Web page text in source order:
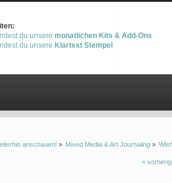
du unsere monatlichen Kits & Add-Ons
du unsere Klartext Stempel
anschauen! » Mixed Media & Art Journaling»
«